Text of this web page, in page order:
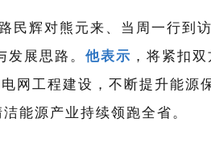
民辉对熊元来、当周一行到
展思路。 他表示 ，将紧扣
网工程建设，不断提升能源
能源产业持续领跑全省。